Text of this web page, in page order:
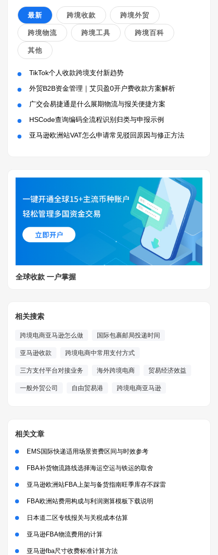
最新 跨境收款 跨境外贸
跨境物流 跨境工具 跨境百科
其他
TikTok个人收款跨境支付新趋势
外贸B2B资金管理｜艾贝盈0开户费收款方案解析
广交会易捷通是什么展期物流与报关便捷方案
HSCode查询编码全流程识别归类与申报示例
亚马逊欧洲站VAT怎么申请常见驳回原因与修正方法
全球收款 一户掌握
相关搜索
跨境电商亚马逊怎么做 国际包裹邮局投递时间
亚马逊收款 跨境电商中常用支付方式
三方支付平台对接业务 海外跨境电商 贸易经济效益
一般外贸公司 自由贸易港 跨境电商亚马逊
相关文章
EMS国际快递适用场景资费区间与时效参考
FBA补货物流路线选择海运空运与铁运的取舍
亚马逊欧洲站FBA上架与备货指南旺季库存不踩雷
FBA欧洲站费用构成与利润测算模板下载说明
日本道二区专线报关与关税成本估算
亚马逊FBA物流费用的计算
亚马逊fba尺寸收费标准计算方法